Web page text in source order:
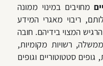
מחויבים במינוי ממונה
ריבוי מאגרי המידע
המצוי בידיהם. חובה
רשויות מקומיות,
גופים סטטוטוריים וגופים